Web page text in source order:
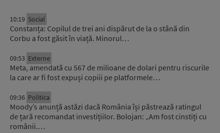
10:19 Social
Constanța: Copilul de trei ani dispărut de la o stână din
Corbu a fost găsit în viață. Minorul…
09:53 Externe
Meta, amendată cu 567 de milioane de dolari pentru riscurile
la care ar fi fost expuși copiii pe platformele…
09:36 Politica
Moody’s anunță astăzi dacă România își păstrează ratingul
de țară recomandat investițiilor. Bolojan: „Am fost cinstiți cu
românii.…